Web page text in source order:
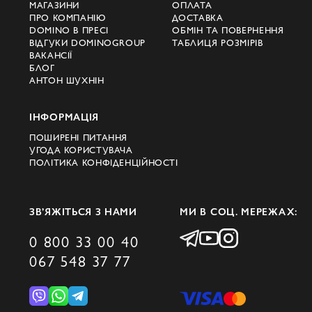
підкреслить вашу індивідуальність та
стиль.
Придбайте джемпери
Corneliani за вигідною ціною у
Не проґавте можливість оновити свій
гардероб стильними та комфортними
джемперами короткого рукава від
моделей за вигідною ціною. Створіть свій
неповторний образ із Domino і
залишайтеся завжди на піку моди!
МАГАЗИНИ
ПРО КОМПАНІЮ
DOMINO В ПРЕСІ
ВІДГУКИ DOMINOGROUP
ВАКАНСІЇ
БЛОГ
АНТОН ШУХНІН
ОПЛАТА
ДОСТАВКА
ОБМІН ТА ПОВЕРНЕННЯ
ТАБЛИЦЯ РОЗМІРІВ
ІНФОРМАЦІЯ
ПОШИРЕНІ ПИТАННЯ
УГОДА КОРИСТУВАЧА
ПОЛІТИКА КОНФІДЕНЦІЙНОСТІ
ЗВ’ЯЖІТЬСЯ З НАМИ
0 800 33 00 40
067 548 37 77
МИ В СОЦ. МЕРЕЖАХ: